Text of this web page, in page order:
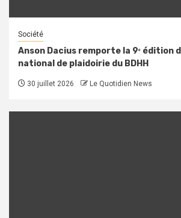
Société
Anson Dacius remporte la 9ᵉ édition
national de plaidoirie du BDHH
30 juillet 2026 Le Quotidien News